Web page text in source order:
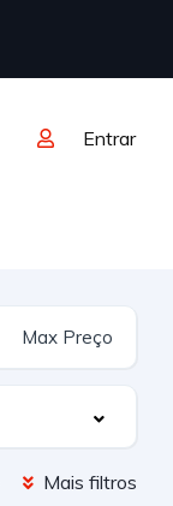
Entrar
Mais filtros